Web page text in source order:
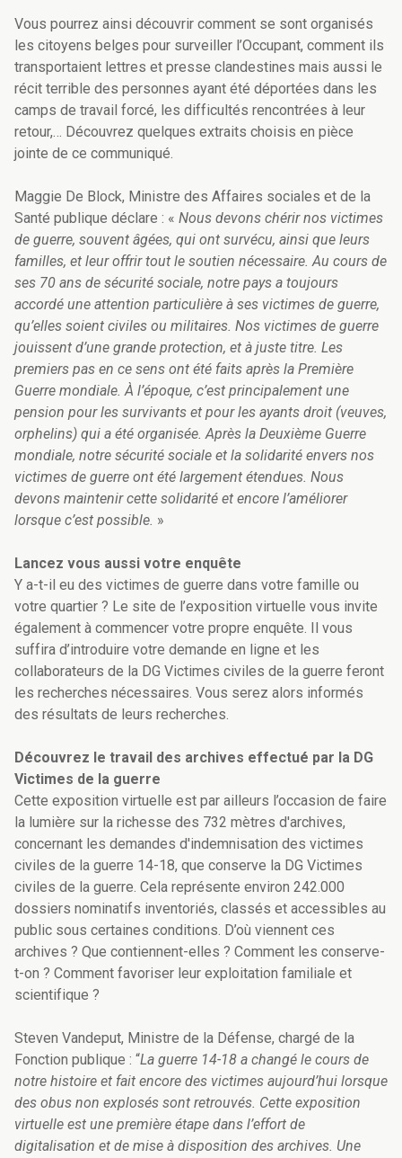
Vous pourrez ainsi découvrir comment se sont organisés
les citoyens belges pour surveiller l’Occupant, comment ils
transportaient lettres et presse clandestines mais aussi le
récit terrible des personnes ayant été déportées dans les
camps de travail forcé, les difficultés rencontrées à leur
retour,… Découvrez quelques extraits choisis en pièce
jointe de ce communiqué.
Maggie De Block, Ministre des Affaires sociales et de la
Santé publique déclare : « Nous devons chérir nos victimes
de guerre, souvent âgées, qui ont survécu, ainsi que leurs
familles, et leur offrir tout le soutien nécessaire. Au cours de
ses 70 ans de sécurité sociale, notre pays a toujours
accordé une attention particulière à ses victimes de guerre,
qu’elles soient civiles ou militaires. Nos victimes de guerre
jouissent d’une grande protection, et à juste titre. Les
premiers pas en ce sens ont été faits après la Première
Guerre mondiale. À l’époque, c’est principalement une
pension pour les survivants et pour les ayants droit (veuves,
orphelins) qui a été organisée. Après la Deuxième Guerre
mondiale, notre sécurité sociale et la solidarité envers nos
victimes de guerre ont été largement étendues. Nous
devons maintenir cette solidarité et encore l’améliorer
lorsque c’est possible. »
Lancez vous aussi votre enquête
Y a-t-il eu des victimes de guerre dans votre famille ou
votre quartier ? Le site de l’exposition virtuelle vous invite
également à commencer votre propre enquête. Il vous
suffira d’introduire votre demande en ligne et les
collaborateurs de la DG Victimes civiles de la guerre feront
les recherches nécessaires. Vous serez alors informés
des résultats de leurs recherches.
Découvrez le travail des archives effectué par la DG
Victimes de la guerre
Cette exposition virtuelle est par ailleurs l’occasion de faire
la lumière sur la richesse des 732 mètres d'archives,
concernant les demandes d'indemnisation des victimes
civiles de la guerre 14-18, que conserve la DG Victimes
civiles de la guerre. Cela représente environ 242.000
dossiers nominatifs inventoriés, classés et accessibles au
public sous certaines conditions. D’où viennent ces
archives ? Que contiennent-elles ? Comment les conserve-
t-on ? Comment favoriser leur exploitation familiale et
scientifique ?
Steven Vandeput, Ministre de la Défense, chargé de la
Fonction publique : “La guerre 14-18 a changé le cours de
notre histoire et fait encore des victimes aujourd’hui lorsque
des obus non explosés sont retrouvés. Cette exposition
virtuelle est une première étape dans l’effort de
digitalisation et de mise à disposition des archives. Une